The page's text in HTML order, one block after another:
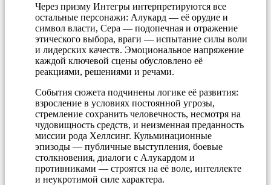
Через призму Интегры интерпретируются все
остальные персонажи: Алукард — её орудие и
символ власти, Сера — подопечная и отражение
этического выбора, враги — испытание силы воли
и лидерских качеств. Эмоциональное напряжение
каждой ключевой сцены обусловлено её
реакциями, решениями и речами.
События сюжета подчинены логике её развития:
взросление в условиях постоянной угрозы,
стремление сохранить человечность, несмотря на
чудовищность средств, и неизменная преданность
миссии рода Хеллсинг. Кульминационные
эпизоды — публичные выступления, боевые
столкновения, диалоги с Алукардом и
противниками — строятся на её воле, интеллекте
и неукротимой силе характера.